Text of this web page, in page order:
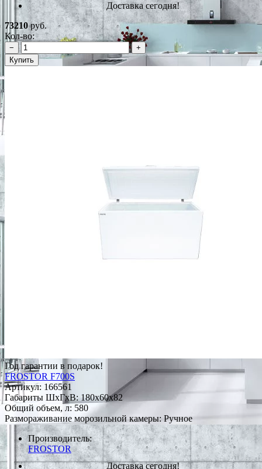
Доставка сегодня!
73210руб.
Кол-во:
−
+
Купить
Год гарантии в подарок!
FROSTOR F700S
Артикул: 166561
Габариты ШxГxВ: 180x60x82
Общий объем, л: 580
Размораживание морозильной камеры: Ручное
Производитель:
FROSTOR
Доставка сегодня!